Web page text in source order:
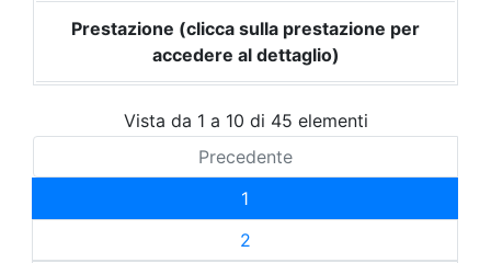
Prestazione (clicca sulla prestazione per
accedere al dettaglio)
Vista da 1 a 10 di 45 elementi
Precedente
1
2